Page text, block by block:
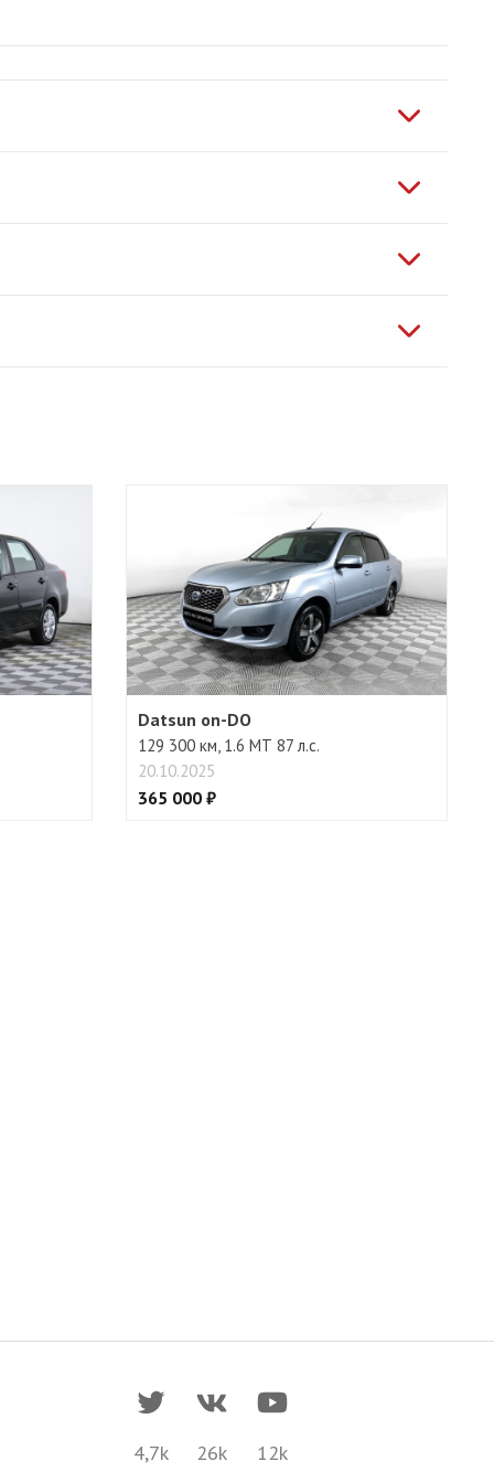
Datsun on-DO
129 300 км, 1.6 МТ 87 л.с.
20.10.2025
365 000 ₽
4,7k 26k 12k